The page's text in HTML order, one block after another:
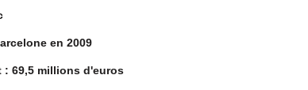
en 2009
69,5 millions d'euros